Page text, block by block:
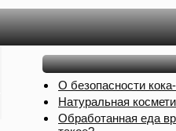
О безопасности
Натуральная
Обработанная еда